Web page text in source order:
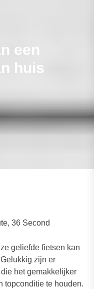
een
huis
36 Second
geliefde fietsen kan
zijn er
het gemakkelijker
topconditie te houden.